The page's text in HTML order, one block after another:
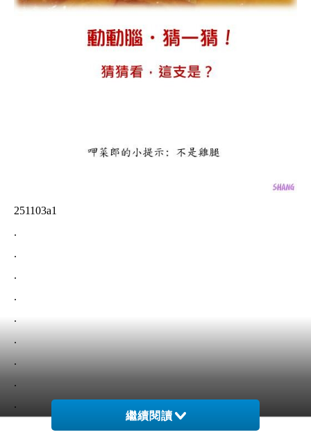
251103a1
.
.
.
.
.
.
.
.
.
繼續閱讀